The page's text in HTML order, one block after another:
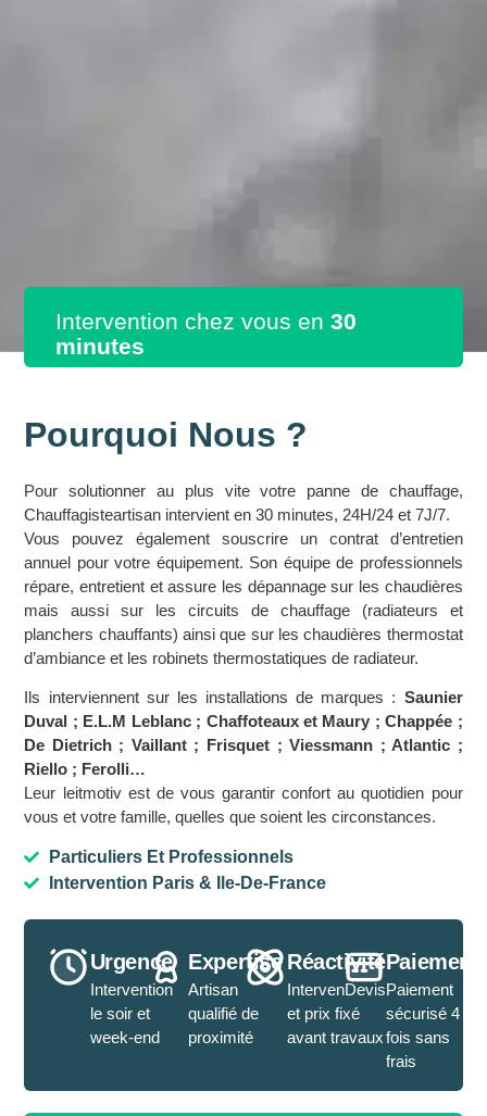
Intervention chez vous en 30
minutes
Pourquoi Nous ?
Pour solutionner au plus vite votre panne de chauffage,
Chauffagisteartisan intervient en 30 minutes, 24H/24 et 7J/7.
Vous pouvez également souscrire un contrat d’entretien
annuel pour votre équipement. Son équipe de professionnels
répare, entretient et assure les dépannage sur les chaudières
mais aussi sur les circuits de chauffage (radiateurs et
planchers chauffants) ainsi que sur les chaudières thermostat
d’ambiance et les robinets thermostatiques de radiateur.
Ils interviennent sur les installations de marques : Saunier
Duval ; E.L.M Leblanc ; Chaffoteaux et Maury ; Chappée ;
De Dietrich ; Vaillant ; Frisquet ; Viessmann ; Atlantic ;
Riello ; Ferolli…
Leur leitmotiv est de vous garantir confort au quotidien pour
vous et votre famille, quelles que soient les circonstances.
Particuliers Et Professionnels
Intervention Paris & Ile-De-France
Urgence
Intervention
le soir et
week-end
Expertise
Artisan
qualifié de
proximité
Réactivité
IntervenDevis
et prix fixé
avant travaux
Paiement
Paiement
sécurisé 4
fois sans
frais